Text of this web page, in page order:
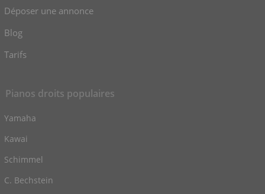
Déposer une annonce
Blog
Tarifs
Pianos droits populaires
Yamaha
Kawai
Schimmel
C. Bechstein